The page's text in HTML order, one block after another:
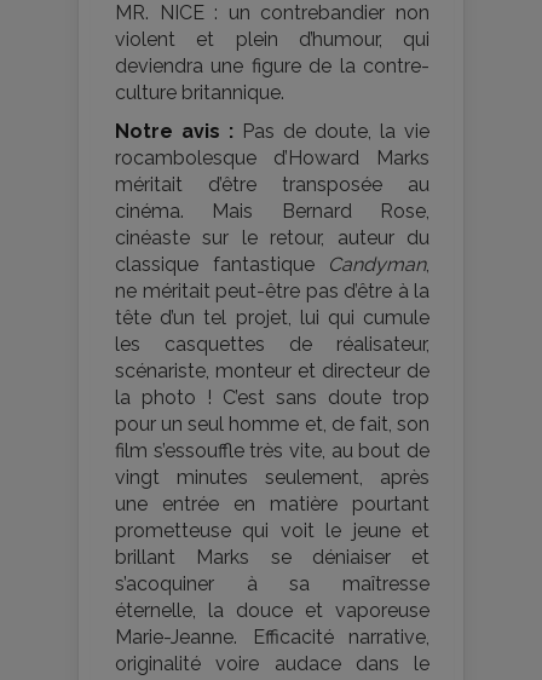
MR. NICE : un contrebandier non
violent et plein d’humour, qui
deviendra une figure de la contre-
culture britannique.
Notre avis : Pas de doute, la vie
rocambolesque d’Howard Marks
méritait d’être transposée au
cinéma. Mais Bernard Rose,
cinéaste sur le retour, auteur du
classique fantastique
Candyman,
ne méritait peut-être pas d’être à la
tête d’un tel projet, lui qui cumule
les casquettes de réalisateur,
scénariste, monteur et directeur de
la photo ! C’est sans doute trop
pour un seul homme et, de fait, son
film s’essouffle très vite, au bout de
vingt minutes seulement, après
une entrée en matière pourtant
prometteuse qui voit le jeune et
brillant Marks se déniaiser et
s’acoquiner à sa maîtresse
éternelle, la douce et vaporeuse
Marie-Jeanne. Efficacité narrative,
originalité voire audace dans le